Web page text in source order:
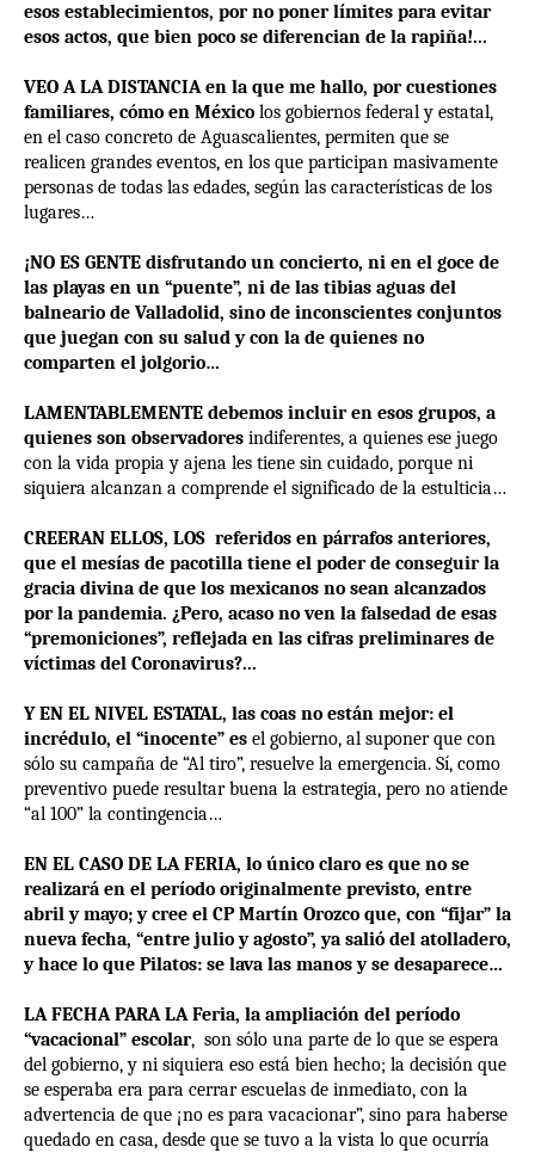
esos establecimientos, por no poner límites para evitar
esos actos, que bien poco se diferencian de la rapiña!...
VEO A LA DISTANCIA en la que me hallo, por cuestiones
familiares, cómo en México los gobiernos federal y estatal,
en el caso concreto de Aguascalientes, permiten que se
realicen grandes eventos, en los que participan masivamente
personas de todas las edades, según las características de los
lugares…
¡NO ES GENTE disfrutando un concierto, ni en el goce de
las playas en un “puente”, ni de las tibias aguas del
balneario de Valladolid, sino de inconscientes conjuntos
que juegan con su salud y con la de quienes no
comparten el jolgorio…
LAMENTABLEMENTE debemos incluir en esos grupos, a
quienes son observadores indiferentes, a quienes ese juego
con la vida propia y ajena les tiene sin cuidado, porque ni
siquiera alcanzan a comprende el significado de la estulticia…
CREERAN ELLOS, LOS referidos en párrafos anteriores,
que el mesías de pacotilla tiene el poder de conseguir la
gracia divina de que los mexicanos no sean alcanzados
por la pandemia. ¿Pero, acaso no ven la falsedad de esas
“premoniciones”, reflejada en las cifras preliminares de
víctimas del Coronavirus?...
Y EN EL NIVEL ESTATAL, las coas no están mejor: el
incrédulo, el “inocente” es el gobierno, al suponer que con
sólo su campaña de “Al tiro”, resuelve la emergencia. Sí, como
preventivo puede resultar buena la estrategia, pero no atiende
“al 100” la contingencia…
EN EL CASO DE LA FERIA, lo único claro es que no se
realizará en el período originalmente previsto, entre
abril y mayo; y cree el CP Martín Orozco que, con “fijar” la
nueva fecha, “entre julio y agosto”, ya salió del atolladero,
y hace lo que Pilatos: se lava las manos y se desaparece…
LA FECHA PARA LA Feria, la ampliación del período
“vacacional” escolar, son sólo una parte de lo que se espera
del gobierno, y ni siquiera eso está bien hecho; la decisión que
se esperaba era para cerrar escuelas de inmediato, con la
advertencia de que ¡no es para vacacionar”, sino para haberse
quedado en casa, desde que se tuvo a la vista lo que ocurría